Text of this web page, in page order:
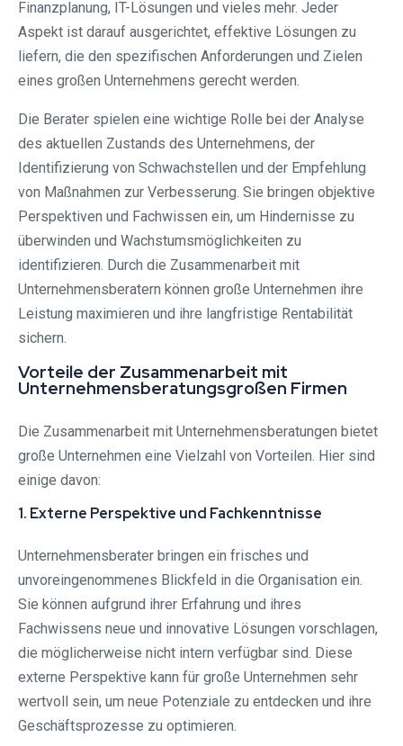
Finanzplanung, IT-Lösungen und vieles mehr. Jeder
Aspekt ist darauf ausgerichtet, effektive Lösungen zu
liefern, die den spezifischen Anforderungen und Zielen
eines großen Unternehmens gerecht werden.
Die Berater spielen eine wichtige Rolle bei der Analyse
des aktuellen Zustands des Unternehmens, der
Identifizierung von Schwachstellen und der Empfehlung
von Maßnahmen zur Verbesserung. Sie bringen objektive
Perspektiven und Fachwissen ein, um Hindernisse zu
überwinden und Wachstumsmöglichkeiten zu
identifizieren. Durch die Zusammenarbeit mit
Unternehmensberatern können große Unternehmen ihre
Leistung maximieren und ihre langfristige Rentabilität
sichern.
Vorteile der Zusammenarbeit mit
Unternehmensberatungsgroßen Firmen
Die Zusammenarbeit mit Unternehmensberatungen bietet
große Unternehmen eine Vielzahl von Vorteilen. Hier sind
einige davon:
1. Externe Perspektive und Fachkenntnisse
Unternehmensberater bringen ein frisches und
unvoreingenommenes Blickfeld in die Organisation ein.
Sie können aufgrund ihrer Erfahrung und ihres
Fachwissens neue und innovative Lösungen vorschlagen,
die möglicherweise nicht intern verfügbar sind. Diese
externe Perspektive kann für große Unternehmen sehr
wertvoll sein, um neue Potenziale zu entdecken und ihre
Geschäftsprozesse zu optimieren.